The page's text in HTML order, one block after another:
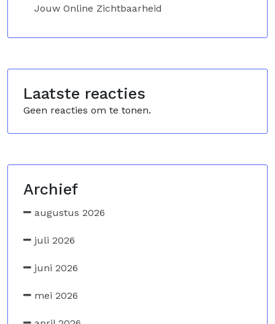
Jouw Online Zichtbaarheid
Laatste reacties
Geen reacties om te tonen.
Archief
augustus 2026
juli 2026
juni 2026
mei 2026